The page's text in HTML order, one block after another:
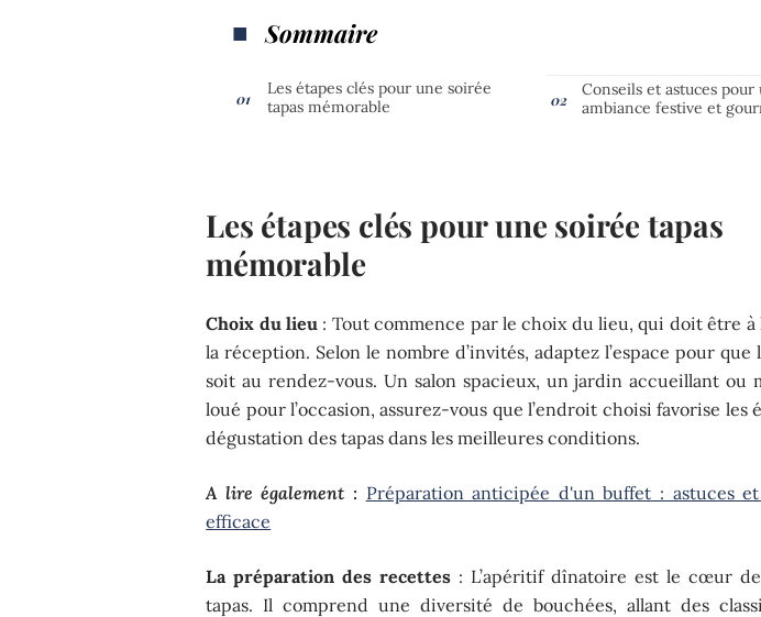
Sommaire
Les étapes clés pour une soirée
tapas mémorable
Conseils et astuces pour
ambiance festive et
Les étapes clés pour une soirée tapas
mémorable
Choix du lieu : Tout commence par le choix du lieu, qui doit être à
la réception. Selon le nombre d’invités, adaptez l’espace pour que
soit au rendez-vous. Un salon spacieux, un jardin accueillant ou
loué pour l’occasion, assurez-vous que l’endroit choisi favorise les
dégustation des tapas dans les meilleures conditions.
A lire également : Préparation anticipée d'un buffet : astuces
efficace
La préparation des recettes : L’apéritif dînatoire est le cœur
tapas. Il comprend une diversité de bouchées, allant des